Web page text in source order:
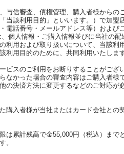
与信審査、債権管理、購入者様から
当該利用目的」といいます。）で加盟
電話番号・メールアドレス等）および
個人情報・ご購入情報並びに当社の
利用および取り扱いについて、当該利
利用目的のために、共同利用いたしま
ビスのご利用をお断りすることがご
なかった場合の審査内容はご購入者様
の決済方法に変更するなどのご対応が
購入者様が当社またはカード会社と
は累計残高で金55,000円（税込）ま
。